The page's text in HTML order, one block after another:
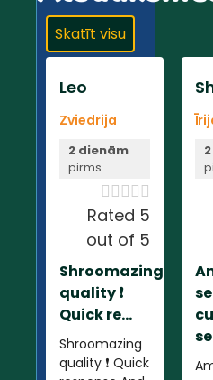
Skatīt visu
Leo
Zviedrija
2 dienām
pirms

Rated 5
out of 5
Shroomazing
quality ❗️
Quick re...
Shroomazing
quality ❗️ Quick